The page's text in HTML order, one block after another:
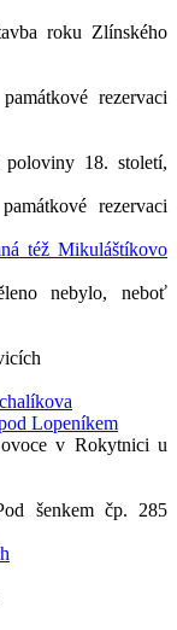
roku Zlínského
rezervaci
18. století,
rezervaci
též Mikuláštíkovo
nebylo, neboť
Lopeníkem
v Rokytnici u
šenkem čp. 285